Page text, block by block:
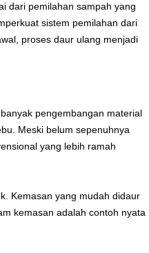
dari pemilahan sampah yang
sistem pemilahan dari
proses daur ulang menjadi
pengembangan material
Meski belum sepenuhnya
yang lebih ramah
Kemasan yang mudah didaur
kemasan adalah contoh nyata